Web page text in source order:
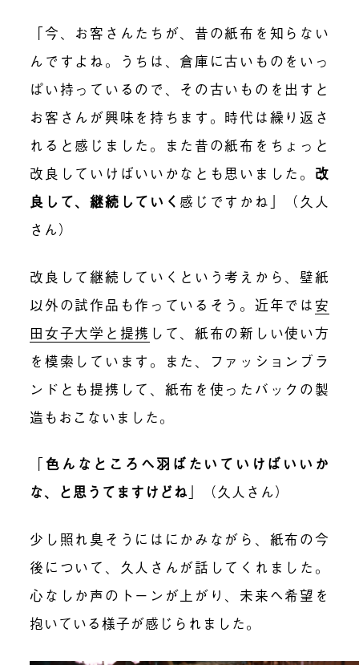
「今、お客さんたちが、昔の紙布を知らない
んですよね。うちは、倉庫に古いものをいっ
ぱい持っているので、その古いものを出すと
お客さんが興味を持ちます。時代は繰り返さ
れると感じました。また昔の紙布をちょっと
改良していけばいいかなとも思いました。 改
良して、継続していく 感じですかね」（久人
さん）
改良して継続していくという考えから、壁紙
以外の試作品も作っているそう。近年では 安
田女子大学と提携 して、紙布の新しい使い方
を模索しています 。また、ファッションブラ
ンドとも提携して、紙布を使ったバックの製
造もおこないました。
「色んなところへ羽ばたいていけばいいか
な、と思うてますけどね 」 （久人さん）
少し照れ臭そうにはにかみながら、紙布の今
後について、久人さんが話してくれました。
心なしか声のトーンが上がり、未来へ希望を
抱いている様子が感じられました。